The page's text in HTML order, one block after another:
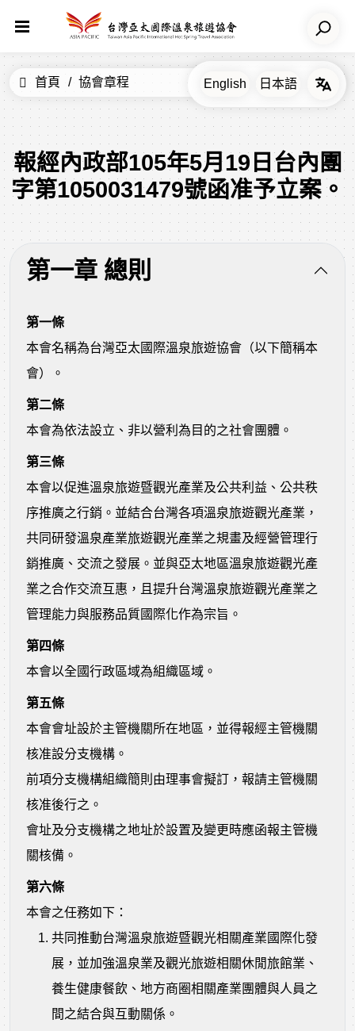
首頁 協會章程
報經內政部105年5月19日台內團
字第1050031479號函准予立案。
第一章 總則
第一條
本會名稱為台灣亞太國際溫泉旅遊協會（以下簡稱本
會）。
第二條
本會為依法設立、非以營利為目的之社會團體。
第三條
本會以促進溫泉旅遊暨觀光產業及公共利益、公共秩
序推廣之行銷。並結合台灣各項溫泉旅遊觀光產業，
共同研發溫泉產業旅遊觀光產業之規畫及經營管理行
銷推廣、交流之發展。並與亞太地區溫泉旅遊觀光產
業之合作交流互惠，且提升台灣溫泉旅遊觀光產業之
管理能力與服務品質國際化作為宗旨。
第四條
本會以全國行政區域為組織區域。
第五條
本會會址設於主管機關所在地區，並得報經主管機關
核准設分支機構。
前項分支機構組織簡則由理事會擬訂，報請主管機關
核准後行之。
會址及分支機構之地址於設置及變更時應函報主管機
關核備。
第六條
本會之任務如下：
共同推動台灣溫泉旅遊暨觀光相關產業國際化發
展，並加強溫泉業及觀光旅遊相關休閒旅館業、
養生健康餐飲、地方商圈相關產業團體與人員之
間之結合與互動關係。